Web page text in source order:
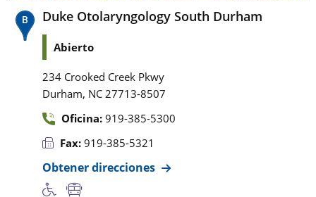
Duke Otolaryngology South Durham
Abierto
234 Crooked Creek Pkwy
Durham, NC 27713-8507
Oficina: 919-385-5300
Fax: 919-385-5321
Obtener direcciones